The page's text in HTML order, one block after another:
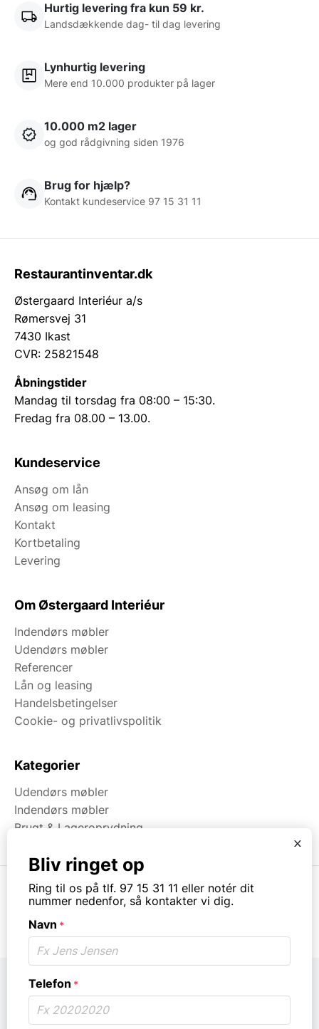
Hurtig levering fra kun 59 kr.
Landsdækkende dag- til dag levering
Lynhurtig levering
Mere end 10.000 produkter på lager
10.000 m2 lager
og god rådgivning siden 1976
Brug for hjælp?
Kontakt kundeservice 97 15 31 11
Restaurantinventar.dk
Østergaard Interiéur a/s
Rømersvej 31
7430 Ikast
CVR: 25821548
Åbningstider
Mandag til torsdag fra 08:00 – 15:30.
Fredag fra 08.00 – 13.00.
Kundeservice
Ansøg om lån
Ansøg om leasing
Kontakt
Kortbetaling
Levering
Om Østergaard Interiéur
Indendørs møbler
Udendørs møbler
Referencer
Lån og leasing
Handelsbetingelser
Cookie- og privatlivspolitik
Kategorier
Udendørs møbler
Indendørs møbler
Brugt & Lageroprydning
x
Bliv ringet op
Ring til os på tlf. 97 15 31 11 eller notér dit
nummer nedenfor, så kontakter vi dig.
Navn *
Telefon *